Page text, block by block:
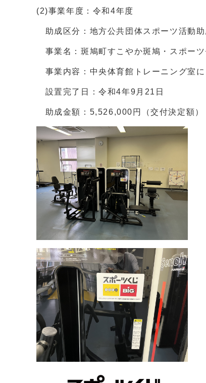
(2)事業年度：令和4年度
助成区分：地方公共団体スポーツ活動助
事業名：斑鳩町すこやか斑鳩・スポー
事業内容：中央体育館トレーニング室
設置完了日：令和4年9月21日
助成金額：5,526,000円（交付決定額）